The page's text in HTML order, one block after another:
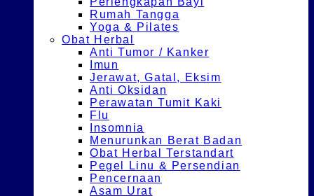
Rumah Tangga
Yoga & Pilates
Obat Herbal
Anti Tumor / Kanker
Imun
Jerawat, Gatal, Eksim
Anti Oksidan
Perawatan Tumit Kaki
Flu
Insomnia
Menurunkan Berat Badan
Obat Herbal Terstandart
Pegel Linu & Persendian
Pencernaan
Asam Urat